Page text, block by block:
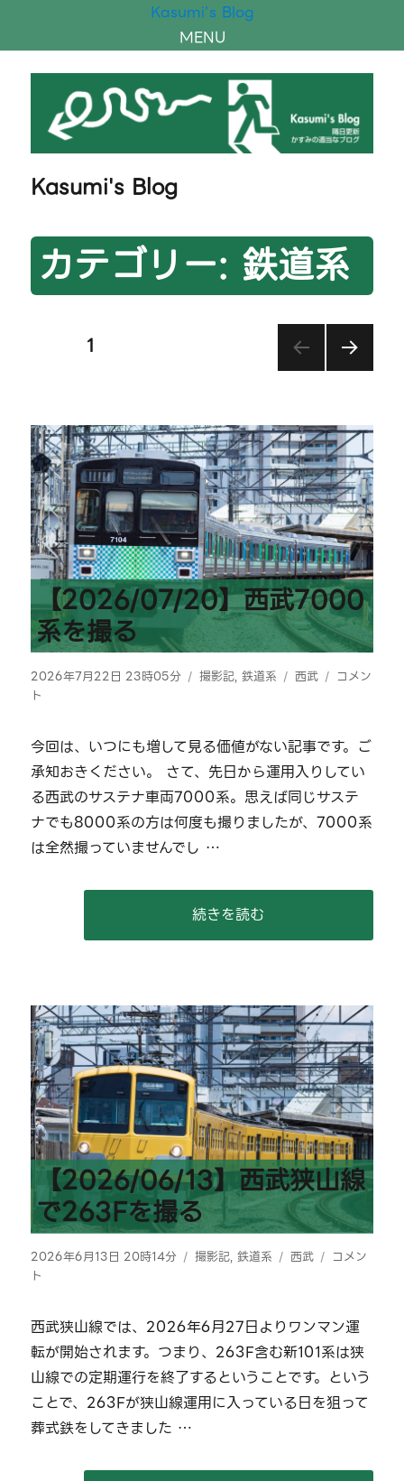
Kasumi's Blog
MENU
Kasumi's Blog
カテゴリー: 鉄道系
の
ペ
ー
ジ
送
り
ページ1
次の
【2026/07/20】西武7000
系を撮る
投
稿
2026年7月22日 23時05分
カ
ー
撮影記,鉄道系
タ
西武
【2026/
系
を
撮
る
に
コメン
ト
今回は、いつにも増して見る価値がない記事です。ご
承知おきください。 さて、先日から運用入りしてい
る西武のサステナ車両7000系。思えば同じサステ
ナでも8000系の方は何度も撮りましたが、7000系
は全然撮っていませんでし …
“【2026/07/20】西武7000系
続きを読む
【2026/06/13】西武狭山線
で263Fを撮る
投
稿
2026年6月13日 20時14分
カ
ー
撮影記,鉄道系
タ
西武
【2026/06/
山
線
で
263F
を
コメン
ト
西武狭山線では、2026年6月27日よりワンマン運
転が開始されます。つまり、263F含む新101系は狭
山線での定期運行を終了するということです。という
ことで、263Fが狭山線運用に入っている日を狙って
葬式鉄をしてきました …